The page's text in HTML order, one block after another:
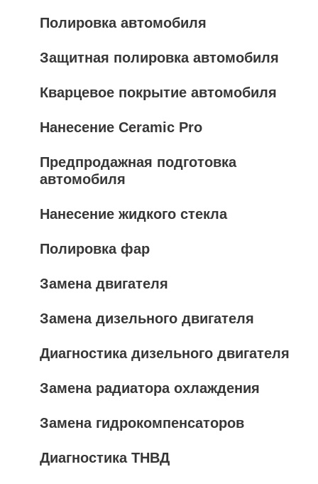
Полировка автомобиля
Защитная полировка автомобиля
Кварцевое покрытие автомобиля
Нанесение Ceramic Pro
Предпродажная подготовка
автомобиля
Нанесение жидкого стекла
Полировка фар
Замена двигателя
Замена дизельного двигателя
Диагностика дизельного двигателя
Замена радиатора охлаждения
Замена гидрокомпенсаторов
Диагностика ТНВД